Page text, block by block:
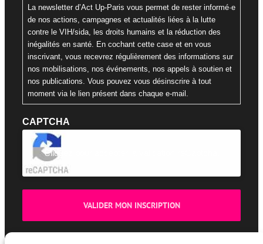
La newsletter d’Act Up-Paris vous permet de rester informé·e
de nos actions, campagnes et actualités liées à la lutte
contre le VIH/sida, les droits humains et la réduction des
inégalités en santé. En cochant cette case et en vous
inscrivant, vous recevrez régulièrement des informations sur
nos mobilisations, nos événements, nos appels à soutien et
nos publications. Vous pouvez vous désinscrire à tout
moment via le lien présent dans chaque e-mail.
CAPTCHA
Cliquez pour accepter la validation reCaptcha.